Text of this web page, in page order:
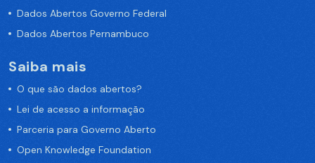
Dados Abertos Governo Federal
Dados Abertos Pernambuco
Saiba mais
O que são dados abertos?
Lei de acesso a informação
Parceria para Governo Aberto
Open Knowledge Foundation